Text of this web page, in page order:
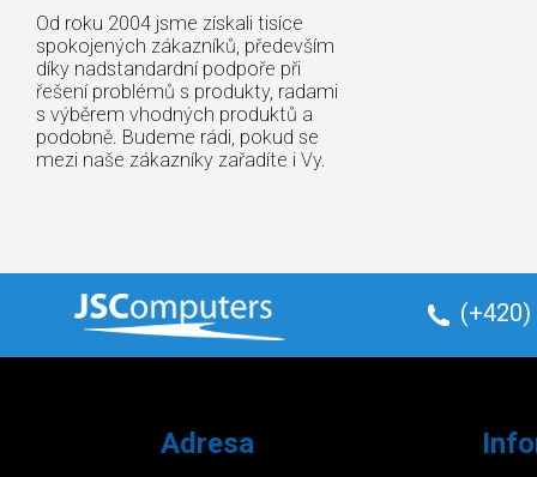
Od roku 2004 jsme získali tisíce
spokojených zákazníků, především
díky nadstandardní podpoře při
řešení problémů s produkty, radami
s výběrem vhodných produktů a
podobně. Budeme rádi, pokud se
mezi naše zákazníky zařadíte i Vy.
(+420)
Adresa